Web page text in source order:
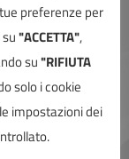
preferenze per
"ACCETTA",
su"RIFIUTA
solo i cookie
impostazioni dei